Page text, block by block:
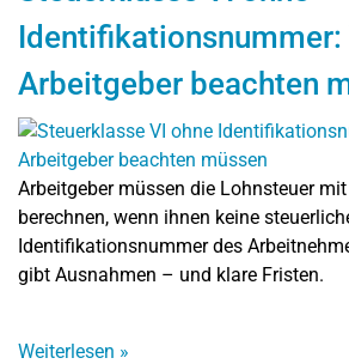
Identifikationsnummer:
Arbeitgeber beachten
Arbeitgeber müssen die Lohnsteuer
berechnen, wenn ihnen keine
Identifikationsnummer des
gibt Ausnahmen – und klare Fristen.
Weiterlesen »